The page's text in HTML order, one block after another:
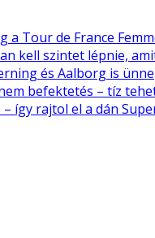
Tour de France
kell szintet lépnie,
és Aalborg is
befektetés – tíz
így rajtol el a dán